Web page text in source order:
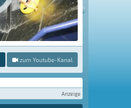
zum Youtube-Kanal
Anzeige